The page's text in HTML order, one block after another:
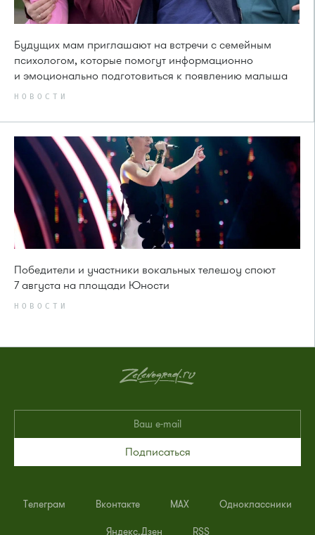
Будущих мам приглашают на встречи с семейным
психологом, которые помогут информационно
и эмоционально подготовиться к появлению малыша
НОВОСТИ
Победители и участники вокальных телешоу споют
7 августа на площади Юности
НОВОСТИ
Подписаться
Телеграм Вконтакте MAX Одноклассники
Яндекс.Дзен RSS